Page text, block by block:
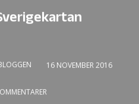
16 NOVEMBER 2016